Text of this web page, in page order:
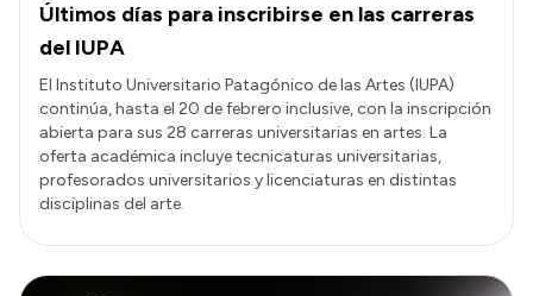
Últimos días para inscribirse en las carreras
del IUPA
El Instituto Universitario Patagónico de las Artes (IUPA)
continúa, hasta el 20 de febrero inclusive, con la inscripción
abierta para sus 28 carreras universitarias en artes. La
oferta académica incluye tecnicaturas universitarias,
profesorados universitarios y licenciaturas en distintas
disciplinas del arte.